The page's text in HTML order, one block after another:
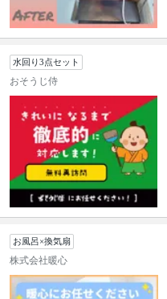
水回り3点セット
おそうじ侍
お風呂×換気扇
株式会社暖心